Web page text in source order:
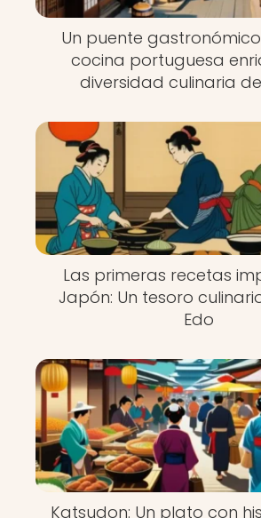
Un puente
cocina portuguesa
diversidad culinaria
Las primeras recetas
Japón: Un tesoro
Edo
Katsudon: Un plato con